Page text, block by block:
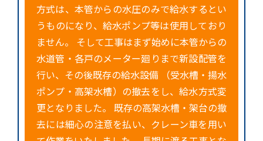
方式は、本管からの水圧のみで給水するとい
うものになり、給水ポンプ等は使用しており
ません。 そして工事はまず始めに本管からの
水道管・各戸のメーター廻りまで新設配管を
行い、その後既存の給水設備 （受水槽・揚水
ポンプ・高架水槽）の撤去をし、給水方式変
更となりました。 既存の高架水槽・架台の撤
去には細心の注意を払い、クレーン車を用い